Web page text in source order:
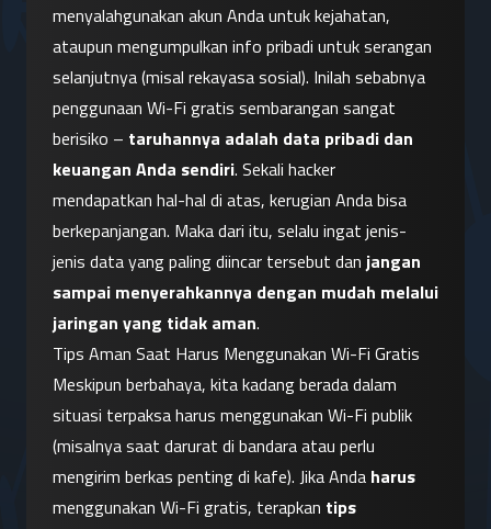
menyalahgunakan akun Anda untuk kejahatan,
ataupun mengumpulkan info pribadi untuk serangan
selanjutnya (misal rekayasa sosial). Inilah sebabnya
penggunaan Wi-Fi gratis sembarangan sangat
berisiko – taruhannya adalah data pribadi dan
keuangan Anda sendiri. Sekali hacker
mendapatkan hal-hal di atas, kerugian Anda bisa
berkepanjangan. Maka dari itu, selalu ingat jenis-
jenis data yang paling diincar tersebut dan jangan
sampai menyerahkannya dengan mudah melalui
jaringan yang tidak aman.
Tips Aman Saat Harus Menggunakan Wi-Fi Gratis
Meskipun berbahaya, kita kadang berada dalam
situasi terpaksa harus menggunakan Wi-Fi publik
(misalnya saat darurat di bandara atau perlu
mengirim berkas penting di kafe). Jika Anda harus
menggunakan Wi-Fi gratis, terapkan tips